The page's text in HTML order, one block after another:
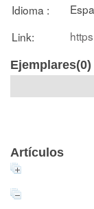
Idioma :
Link:
Ejemplares(0)
Artículos